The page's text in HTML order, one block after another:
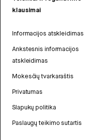
klausimai
Informacijos atskleidimas
Ankstesnis informacijos
atskleidimas
Mokesčių tvarkaraštis
Privatumas
Slapukų politika
Paslaugų teikimo sutartis